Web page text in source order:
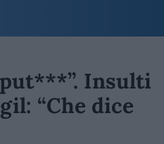
Insulti
“Che dice